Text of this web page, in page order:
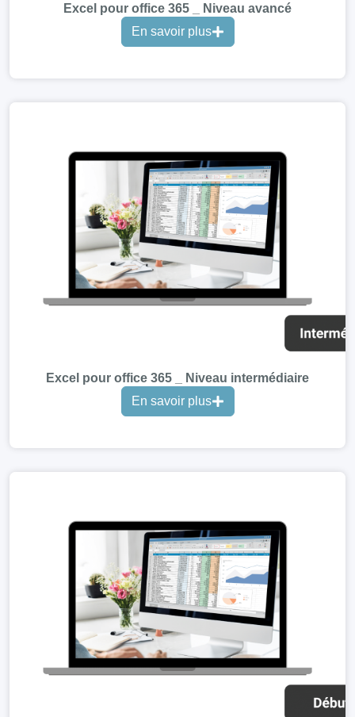
Excel pour office 365 _ Niveau avancé
En savoir plus
Excel pour office 365 _ Niveau intermédiaire
En savoir plus